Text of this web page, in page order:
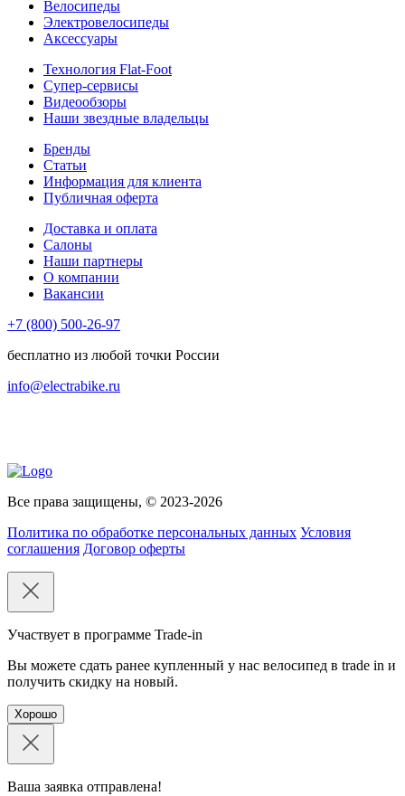
Велосипеды
Электровелосипеды
Аксессуары
Технология Flat-Foot
Супер-сервисы
Видеообзоры
Наши звездные владельцы
Бренды
Статьи
Информация для клиента
Публичная оферта
Доставка и оплата
Салоны
Наши партнеры
О компании
Вакансии
+7 (800) 500-26-97
бесплатно из любой точки России
info@electrabike.ru
Все права защищены, © 2023-2026
Политика по обработке персональных данных Условия
соглашения Договор оферты
Участвует в программе Trade-in
Вы можете сдать ранее купленный у нас велосипед в trade in и
получить скидку на новый.
Хорошо
Ваша заявка отправлена!